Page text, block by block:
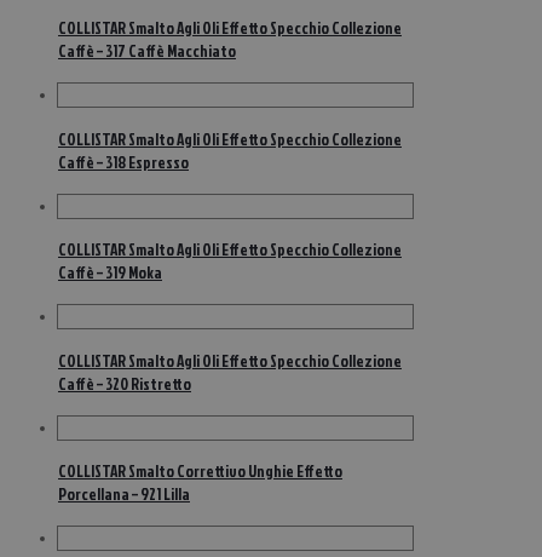
COLLISTAR Smalto Agli Oli Effetto Specchio Collezione
Caffè – 317 Caffè Macchiato
COLLISTAR Smalto Agli Oli Effetto Specchio Collezione
Caffè – 318 Espresso
COLLISTAR Smalto Agli Oli Effetto Specchio Collezione
Caffè – 319 Moka
COLLISTAR Smalto Agli Oli Effetto Specchio Collezione
Caffè – 320 Ristretto
COLLISTAR Smalto Correttivo Unghie Effetto
Porcellana – 921 Lilla